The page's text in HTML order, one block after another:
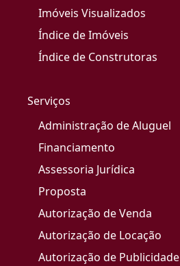
Imóveis Visualizados
Índice de Imóveis
Índice de Construtoras
Serviços
Administração de Aluguel
Financiamento
Assessoria Jurídica
Proposta
Autorização de Venda
Autorização de Locação
Autorização de Publicidade